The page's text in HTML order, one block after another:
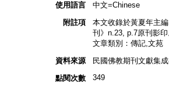
使用語言
中文=Chinese
附註項
本文收錄於黃夏年主
刊》n.23, p.7原刊影
文章類別：傳記,文苑
資料來源
民國佛教期刊文獻集
點閱次數
349